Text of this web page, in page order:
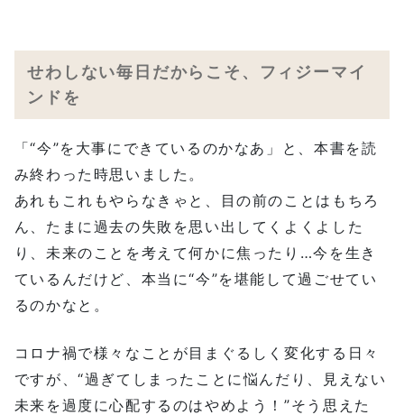
せわしない毎日だからこそ、フィジーマイ
ンドを
「“今”を大事にできているのかなあ」と、本書を読
み終わった時思いました。
あれもこれもやらなきゃと、目の前のことはもちろ
ん、たまに過去の失敗を思い出してくよくよした
り、未来のことを考えて何かに焦ったり…今を生き
ているんだけど、本当に“今”を堪能して過ごせてい
るのかなと。
コロナ禍で様々なことが目まぐるしく変化する日々
ですが、“過ぎてしまったことに悩んだり、見えない
未来を過度に心配するのはやめよう！”そう思えた